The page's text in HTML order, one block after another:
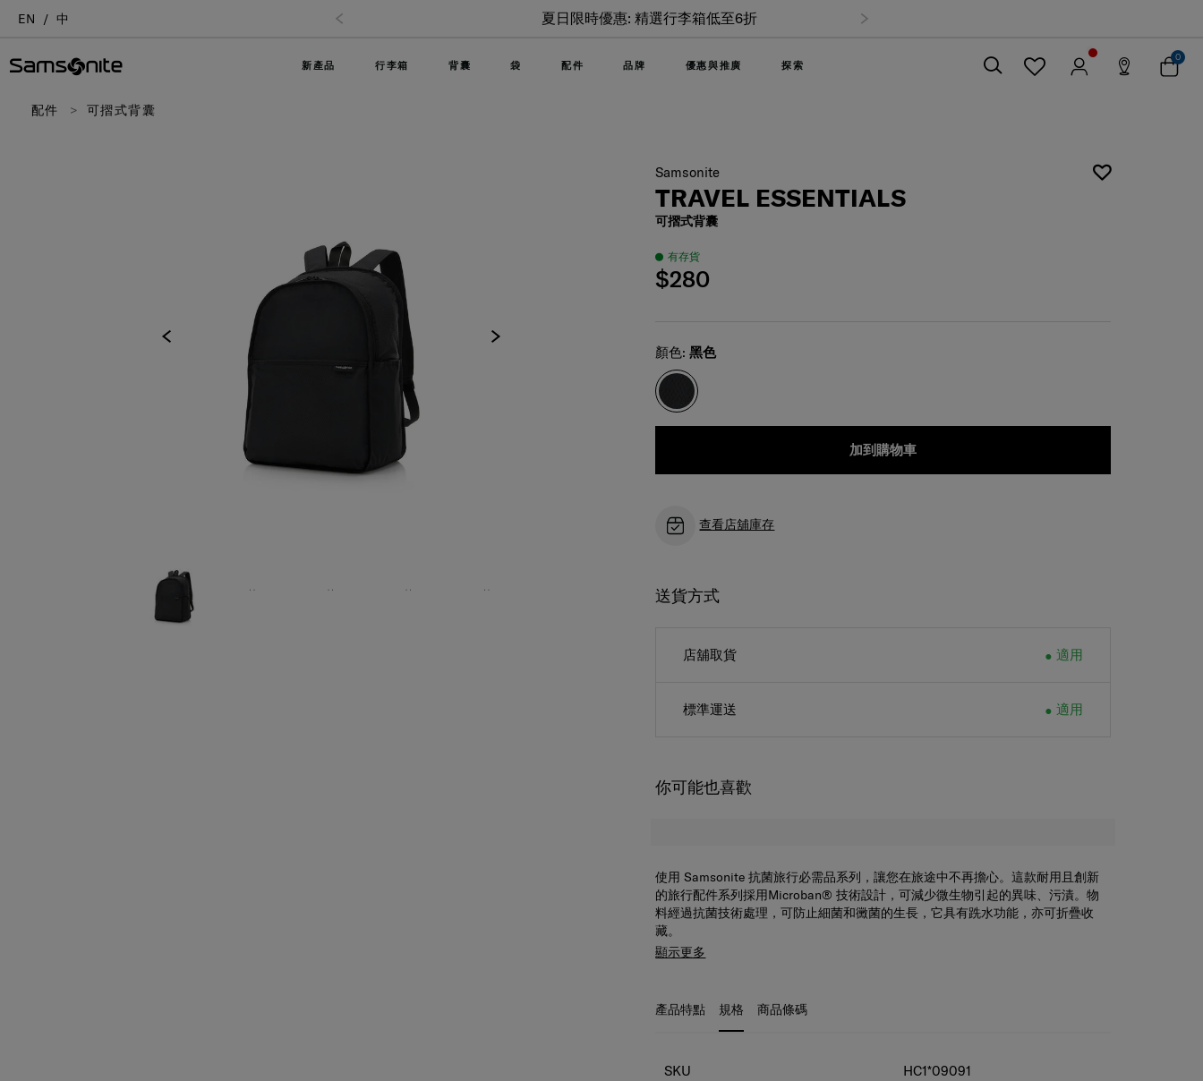
EN 中 夏日限時優惠: 精選行李箱低至6折
新產品 行李箱 背囊 袋 配件 品牌 優惠與推廣 探索
0
配件 可摺式背囊
Samsonite
TRAVEL ESSENTIALS
可摺式背囊
有存貨
$280
Select
顏色:黑色
加到購物車
查看店舖庫存
送貨方式
店舖取貨 適用
標準運送 適用
你可能也喜歡
使用 Samsonite 抗菌旅行必需品系列，讓您在旅途中不再擔心。這款耐用且創新
的旅行配件系列採用Microban® 技術設計，可減少微生物引起的異味、污漬。物
料經過抗菌技術處理，可防止細菌和黴菌的生長，它具有跣水功能，亦可折疊收
藏。
顯示更多
產品特點 規格 商品條碼
規格
SKU HC1*09091